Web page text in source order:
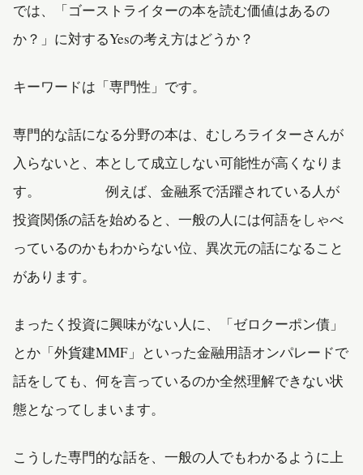
では、「ゴーストライターの本を読む価値はあるの
か？」に対するYesの考え方はどうか？
キーワードは「専門性」です。
専門的な話になる分野の本は、むしろライターさんが
入らないと、本として成立しない可能性が高くなりま
す。 例えば、金融系で活躍されている人が
投資関係の話を始めると、一般の人には何語をしゃべ
っているのかもわからない位、異次元の話になること
があります。
まったく投資に興味がない人に、「ゼロクーポン債」
とか「外貨建MMF」といった金融用語オンパレードで
話をしても、何を言っているのか全然理解できない状
態となってしまいます。
こうした専門的な話を、一般の人でもわかるように上